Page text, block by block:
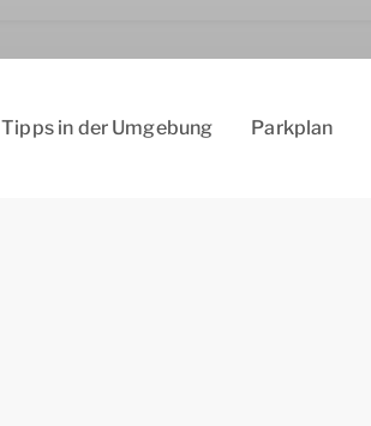
Tipps in der Umgebung Parkplan